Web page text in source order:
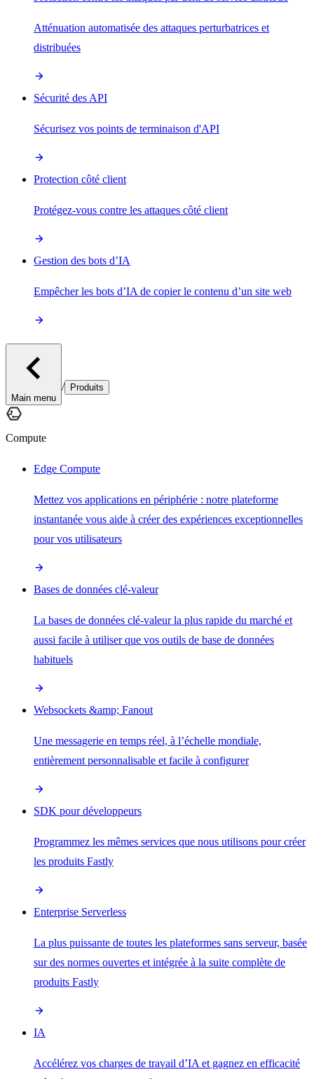
Atténuation automatisée des attaques perturbatrices et
distribuées
Sécurité des API
Sécurisez vos points de terminaison d'API
Protection côté client
Protégez-vous contre les attaques côté client
Gestion des bots d’IA
Empêcher les bots d’IA de copier le contenu d’un site web
Main menu
/ Produits
Compute
Edge Compute
Mettez vos applications en périphérie : notre plateforme
instantanée vous aide à créer des expériences exceptionnelles
pour vos utilisateurs
Bases de données clé-valeur
La bases de données clé-valeur la plus rapide du marché et
aussi facile à utiliser que vos outils de base de données
habituels
Websockets &amp; Fanout
Une messagerie en temps réel, à l’échelle mondiale,
entièrement personnalisable et facile à configurer
SDK pour développeurs
Programmez les mêmes services que nous utilisons pour créer
les produits Fastly
Enterprise Serverless
La plus puissante de toutes les plateformes sans serveur, basée
sur des normes ouvertes et intégrée à la suite complète de
produits Fastly
IA
Accélérez vos charges de travail d’IA et gagnez en efficacité